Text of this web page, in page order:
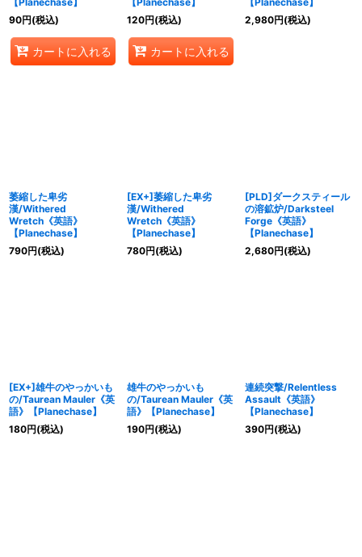
90円(税込)
カートに入れる
120円(税込)
カートに入れる
2,980円(税込)
萎縮した卑劣
漢/Withered
Wretch《英語》
【Planechase】
790円(税込)
[EX+]萎縮した卑劣
漢/Withered
Wretch《英語》
【Planechase】
780円(税込)
[PLD]ダークスティール
の溶鉱炉/Darksteel
Forge《英語》
【Planechase】
2,680円(税込)
[EX+]雄牛のやっかいも
の/Taurean Mauler《英
語》【Planechase】
180円(税込)
雄牛のやっかいも
の/Taurean Mauler《英
語》【Planechase】
190円(税込)
連続突撃/Relentless
Assault《英語》
【Planechase】
390円(税込)